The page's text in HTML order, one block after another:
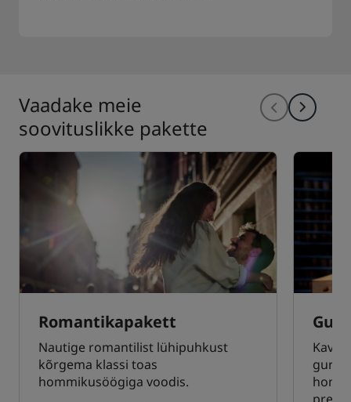
Vaadake meie
soovituslikke pakette
Romantikapakett
Nautige romantilist lühipuhkust
kõrgema klassi toas
hommikusöögiga voodis.